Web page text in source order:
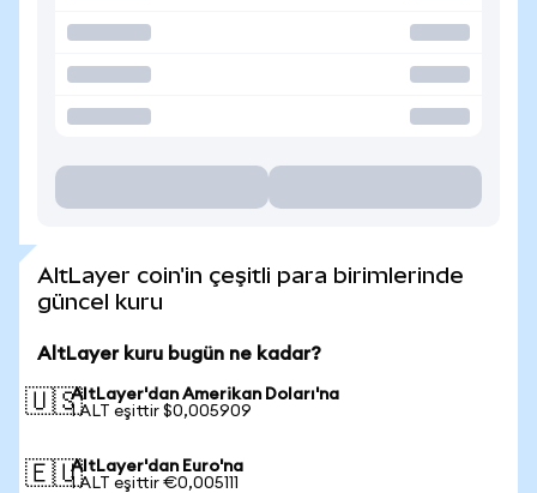
AltLayer coin'in çeşitli para birimlerinde
güncel kuru
AltLayer kuru bugün ne kadar?
🇺🇸AltLayer'dan Amerikan Doları'na
1 ALT eşittir $0,005909
🇪🇺AltLayer'dan Euro'na
1 ALT eşittir €0,005111